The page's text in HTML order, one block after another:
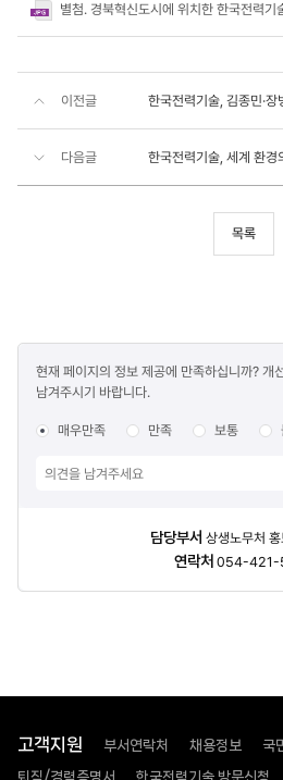
별첨. 경북혁신도시에 위치한 한국전력기
이전글 한국전력기술, 김종민·
다음글 한국전력기술, 세계 환경
목록
만족도
조사
현재 페이지의 정보 제공에 만족하십니까? 개
남겨주시기 바랍니다.
매우만족 만족 보통
담당부서 상생노무처
연락처 054-421-
고객지원 부서연락처 채용정보 국
퇴직/경력증명서 한국전력기술 방문신청